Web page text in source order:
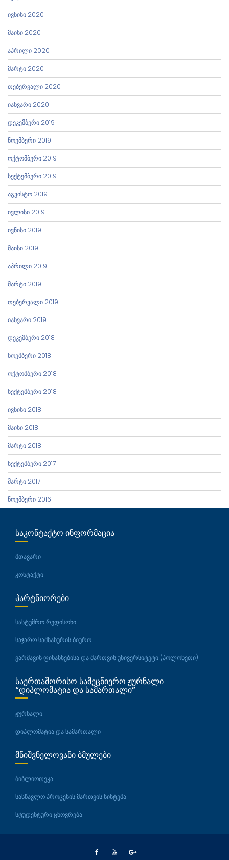
ივნისი 2020
მაისი 2020
აპრილი 2020
მარტი 2020
თებერვალი 2020
იანვარი 2020
დეკემბერი 2019
ნოემბერი 2019
ოქტომბერი 2019
სექტემბერი 2019
აგვისტო 2019
ივლისი 2019
ივნისი 2019
მაისი 2019
აპრილი 2019
მარტი 2019
თებერვალი 2019
იანვარი 2019
დეკემბერი 2018
ნოემბერი 2018
ოქტომბერი 2018
სექტემბერი 2018
ივნისი 2018
მაისი 2018
მარტი 2018
სექტემბერი 2017
მარტი 2017
ნოემბერი 2016
ᲡᲐᲙᲝᲜᲢᲐᲥᲢᲝ ᲘᲜᲤᲝᲠᲛᲐᲪᲘᲐ
მთავარი
კონტაქტი
ᲞᲐᲠᲢᲜᲘᲝᲠᲔᲑᲘ
სასტუმრო რედისონი
საჯარო სამსახურის ბიურო
ვარშავის ფინანსებისა და მართვის უნივერსიტეტი (პოლონეთი)
ᲡᲐᲔᲠᲗᲐᲨᲝᲠᲘᲡᲝ ᲡᲐᲛᲔᲪᲜᲘᲔᲠᲝ ᲟᲣᲠᲜᲐᲚᲘ
“ᲓᲘᲞᲚᲝᲛᲐᲢᲘᲐ ᲓᲐ ᲡᲐᲛᲐᲠᲗᲐᲚᲘ”
ჟურნალი
დიპლომატია და სამართალი
ᲛᲜᲘᲨᲕᲜᲔᲚᲝᲕᲐᲜᲘ ᲑᲛᲣᲚᲔᲑᲘ
ბიბლიოთეკა
სასწავლო პროცესის მართვის სისტემა
სტუდენტური ცხოვრება